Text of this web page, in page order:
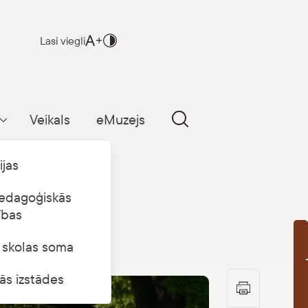
Lasi viegli
Parādīt apakšizvēlni
soma
izstādes
Veikals eMuzejs